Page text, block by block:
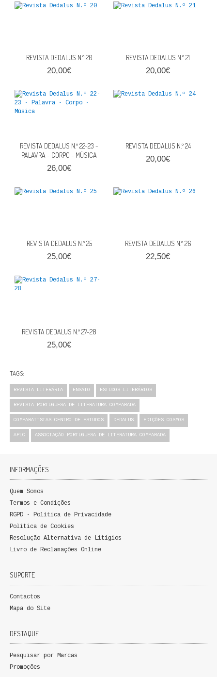
REVISTA DEDALUS N.º 20
20,00€
REVISTA DEDALUS N.º 21
20,00€
REVISTA DEDALUS N.º 22-23 -
PALAVRA - CORPO - MÚSICA
26,00€
REVISTA DEDALUS N.º 24
20,00€
REVISTA DEDALUS N.º 25
25,00€
REVISTA DEDALUS N.º 26
22,50€
REVISTA DEDALUS N.º 27-28
25,00€
TAGS:
REVISTA LITERÁRIA ENSAIO ESTUDOS LITERÁRIOS
REVISTA PORTUGUESA DE LITERATURA COMPARADA
COMPARATISTAS CENTRO DE ESTUDOS DEDALUS EDIÇÕES COSMOS
APLC ASSOCIAÇÃO PORTUGUESA DE LITERATURA COMPARADA
INFORMAÇÕES
Quem Somos
Termos e Condições
RGPD - Política de Privacidade
Política de Cookies
Resolução Alternativa de Litígios
Livro de Reclamações Online
SUPORTE
Contactos
Mapa do Site
DESTAQUE
Pesquisar por Marcas
Promoções